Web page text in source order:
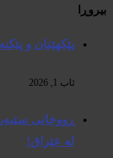
بیروڕا
پێكهێنان و
ئاب 1, 2026
ڕووخانی
لە عێراق!